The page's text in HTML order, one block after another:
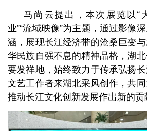
马尚云提出，本次展览以“
业”“流域映像”为主题，通过影像
涵，展现长江经济带的沧桑巨变
华民族自强不息的精神品格，湖
要发祥地，始终致力于传承弘扬
文艺工作者来湖北采风创作，共同
推动长江文化创新发展作出新的贡